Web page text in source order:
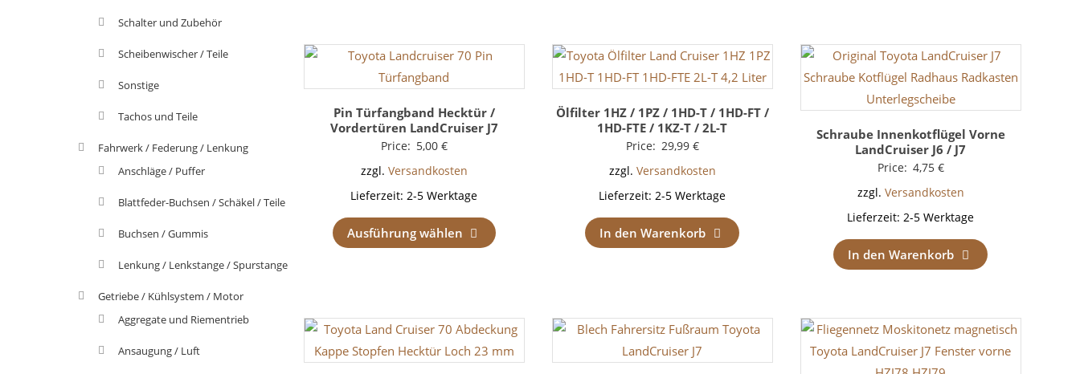
Pin Türfangband Hecktür /
Vordertüren LandCruiser J7
Price: 5,00 €
zzgl. Versandkosten
Lieferzeit:2-5 Werktage
Ausführung wählen
Ölfilter 1HZ / 1PZ / 1HD-T / 1HD-FT /
1HD-FTE / 1KZ-T / 2L-T
Price: 29,99 €
zzgl. Versandkosten
Lieferzeit:2-5 Werktage
In den Warenkorb
Schraube Innenkotflügel Vorne
LandCruiser J6 / J7
Price: 4,75 €
zzgl. Versandkosten
Lieferzeit:2-5 Werktage
In den Warenkorb
Schalter und Zubehör
Scheibenwischer / Teile
Sonstige
Tachos und Teile
Fahrwerk / Federung / Lenkung
Anschläge / Puffer
Blattfeder-Buchsen / Schäkel / Teile
Buchsen / Gummis
Lenkung / Lenkstange / Spurstange
Getriebe / Kühlsystem / Motor
Aggregate und Riementrieb
Ansaugung / Luft